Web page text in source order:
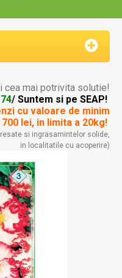
cea mai potrivita solutie!
/ Suntem si pe SEAP!
cu valoare de minim
700 lei, in limita a 20kg!
si ingrasamintelor solide,
in localitatile cu acoperire)